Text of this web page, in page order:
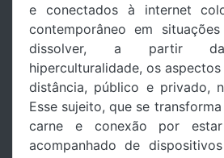
e conectados à internet
contemporâneo em
dissolver, a partir
hiperculturalidade, os
distância, público e privado,
Esse sujeito, que se
carne e conexão por estar
acompanhado de